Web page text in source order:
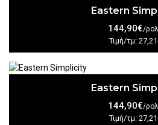
Eastern
144,90€/
Τιμή/τμ:
Eastern
144,90€/
Τιμή/τμ: